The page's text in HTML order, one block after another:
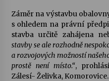
Záměr na výstavbu
s ohledem na právní
stavba určitě zahájena
stavby se ale rozhodně
a rozvojových možností
prostě není místo.“,
Zálesí- Želivka, Komorovice.